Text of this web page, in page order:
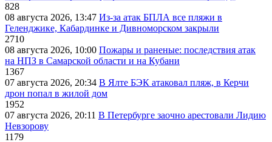
828
08 августа 2026, 13:47 Из-за атак БПЛА все пляжи в
Геленджике, Кабардинке и Дивноморском закрыли
2710
08 августа 2026, 10:00 Пожары и раненые: последствия атак
на НПЗ в Самарской области и на Кубани
1367
07 августа 2026, 20:34 В Ялте БЭК атаковал пляж, в Керчи
дрон попал в жилой дом
1952
07 августа 2026, 20:11 В Петербурге заочно арестовали Лидию
Невзорову
1179